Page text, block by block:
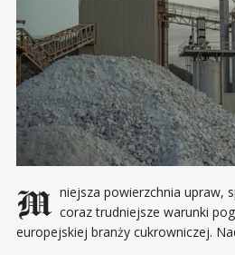
Mniejsza powierzchnia upraw, spadająca opłacalność i coraz trudniejsze warunki
europejskiej branży cukrowniczej.